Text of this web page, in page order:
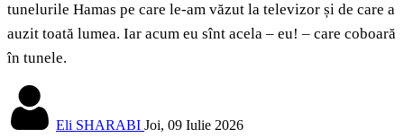
tunelurile Hamas pe care le-am văzut la televizor și de care a
auzit toată lumea. Iar acum eu sînt acela – eu! – care coboară
în tunele.
Eli SHARABI Joi, 09 Iulie 2026